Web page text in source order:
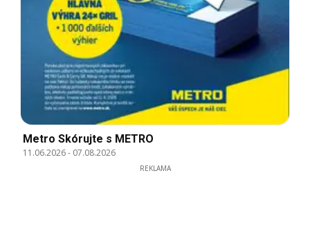
Metro Skórujte s METRO
11.06.2026- 07.08.2026
REKLAMA